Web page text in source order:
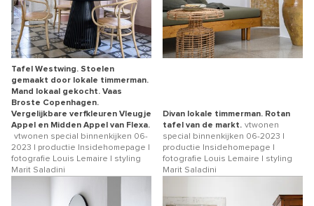
Tafel Westwing. Stoelen
gemaakt door lokale timmerman.
Mand lokaal gekocht. Vaas
Broste Copenhagen.
Vergelijkbare verfkleuren Vleugje
Appel en Midden Appel van Flexa.
vtwonen special binnenkijken 06-
2023 | productie Insidehomepage |
fotografie Louis Lemaire | styling
Marit Saladini
Divan lokale timmerman. Rotan
tafel van de markt. vtwonen
special binnenkijken 06-2023 |
productie Insidehomepage |
fotografie Louis Lemaire | styling
Marit Saladini